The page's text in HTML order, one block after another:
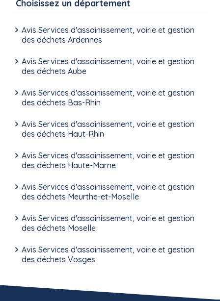
Choisissez un département
Avis Services d'assainissement, voirie et gestion
des déchets Ardennes
Avis Services d'assainissement, voirie et gestion
des déchets Aube
Avis Services d'assainissement, voirie et gestion
des déchets Bas-Rhin
Avis Services d'assainissement, voirie et gestion
des déchets Haut-Rhin
Avis Services d'assainissement, voirie et gestion
des déchets Haute-Marne
Avis Services d'assainissement, voirie et gestion
des déchets Meurthe-et-Moselle
Avis Services d'assainissement, voirie et gestion
des déchets Moselle
Avis Services d'assainissement, voirie et gestion
des déchets Vosges